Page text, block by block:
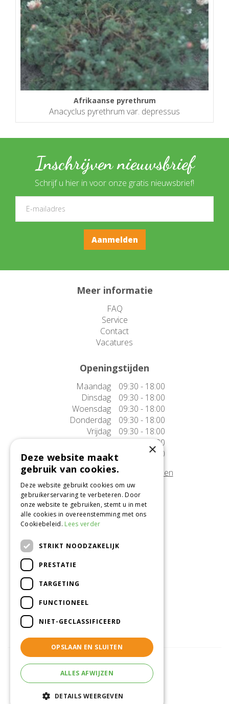
Afrikaanse pyrethrum
Anacyclus pyrethrum var. depressus
Inschrijven nieuwsbrief
Schrijf u hier in voor onze gratis nieuwsbrief!
Meer informatie
FAQ
Service
Contact
Vacatures
Openingstijden
Maandag
09:30 - 18:00
Dinsdag
09:30 - 18:00
Woensdag
09:30 - 18:00
Donderdag
09:30 - 18:00
Vrijdag
09:30 - 18:00
Zaterdag
09:30 - 17:00
Zondag
10:00 - 17:00
Afwijkende openingstijden tonen
Onze locatie
Tuincentrum Alméérplant
Jac. P. Thijsseweg 4
pinterest
© Tuincentrum Alméérplant
Tuincentrum Overzicht
×
Deze website maakt
gebruik van cookies.
Deze website gebruikt cookies om uw
gebruikerservaring te verbeteren. Door
onze website te gebruiken, stemt u in met
alle cookies in overeenstemming met ons
Cookiebeleid. Lees verder
STRIKT NOODZAKELIJK
PRESTATIE
TARGETING
FUNCTIONEEL
NIET-GECLASSIFICEERD
OPSLAAN EN SLUITEN
ALLES AFWIJZEN
DETAILS WEERGEVEN